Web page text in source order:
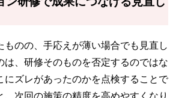
ものの、手応えが薄い場合でも見直し
は、研修そのものを否定するのではな
にズレがあったのかを点検することで
、次回の施策の精度を高めやすくなり